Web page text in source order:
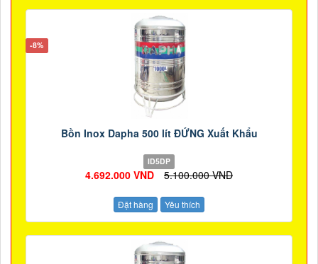
-8%
Bồn Inox Dapha 500 lít ĐỨNG Xuất Khẩu
ID5DP
4.692.000 VND 5.100.000 VND
Đặt hàng Yêu thích